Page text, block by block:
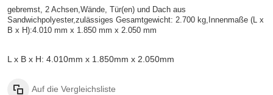
gebremst, 2 Achsen,Wände, Tür(en) und Dach aus
Sandwichpolyester,zulässiges Gesamtgewicht: 2.700 kg, Innenmaße (L x
B x H):4.010 mm x 1.850 mm x 2.050 mm
L x B x H: 4.010mm x 1.850mm x 2.050mm
Auf die Vergleichsliste